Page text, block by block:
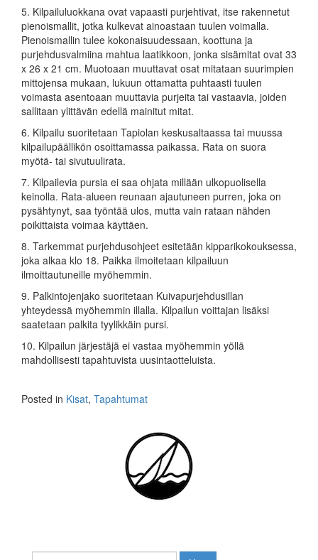
5. Kilpailuluokkana ovat vapaasti purjehtivat, itse rakennetut
pienoismallit, jotka kulkevat ainoastaan tuulen voimalla.
Pienoismallin tulee kokonaisuudessaan, koottuna ja
purjehdusvalmiina mahtua laatikkoon, jonka sisämitat ovat 33
x 26 x 21 cm. Muotoaan muuttavat osat mitataan suurimpien
mittojensa mukaan, lukuun ottamatta puhtaasti tuulen
voimasta asentoaan muuttavia purjeita tai vastaavia, joiden
sallitaan ylittävän edellä mainitut mitat.
6. Kilpailu suoritetaan Tapiolan keskusaltaassa tai muussa
kilpailupäällikön osoittamassa paikassa. Rata on suora
myötä- tai sivutuulirata.
7. Kilpailevia pursia ei saa ohjata millään ulkopuolisella
keinolla. Rata-alueen reunaan ajautuneen purren, joka on
pysähtynyt, saa työntää ulos, mutta vain rataan nähden
poikittaista voimaa käyttäen.
8. Tarkemmat purjehdusohjeet esitetään kipparikokouksessa,
joka alkaa klo 18. Paikka ilmoitetaan kilpailuun
ilmoittautuneille myöhemmin.
9. Palkintojenjako suoritetaan Kuivapurjehdusillan
yhteydessä myöhemmin illalla. Kilpailun voittajan lisäksi
saatetaan palkita tyylikkäin pursi.
10. Kilpailun järjestäjä ei vastaa myöhemmin yöllä
mahdollisesti tapahtuvista uusintaotteluista.
Posted in Kisat, Tapahtumat